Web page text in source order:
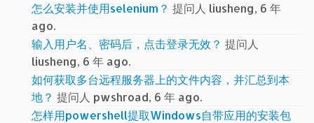
怎么安装并使用selenium？ 提问人 liusheng, 6 年
ago.
输入用户名、密码后，点击登录无效？ 提问人
liusheng, 6 年 ago.
如何获取多台远程服务器上的文件内容，并汇总到本
地？ 提问人 pwshroad, 6 年 ago.
怎样用powershell提取Windows自带应用的安装包